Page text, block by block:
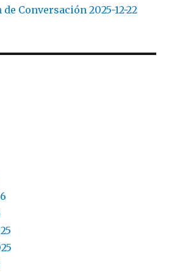
Conversación 2025-12-22